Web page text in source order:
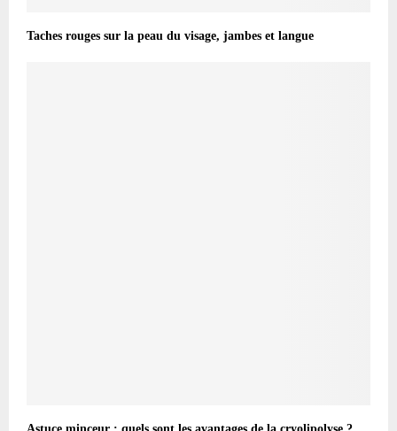
Taches rouges sur la peau du visage, jambes et langue
Astuce minceur : quels sont les avantages de la cryolipolyse ?